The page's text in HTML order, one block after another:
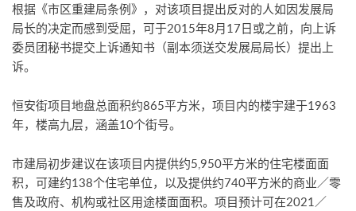
根据《市区重建局条例》，对该项目提出反对的人如因发展局
局长的决定而感到受屈，可于2015年8月17日或之前，向上诉
委员团秘书提交上诉通知书（副本须送交发展局局长）提出上
诉。
恒安街项目地盘总面积约865平方米，项目内的楼宇建于1963
年，楼高九层，涵盖10个街号。
市建局初步建议在该项目内提供约5,950平方米的住宅楼面面
积，可建约138个住宅单位，以及提供约740平方米的商业／零
售及政府、机构或社区用途楼面面积。项目预计可在2021／